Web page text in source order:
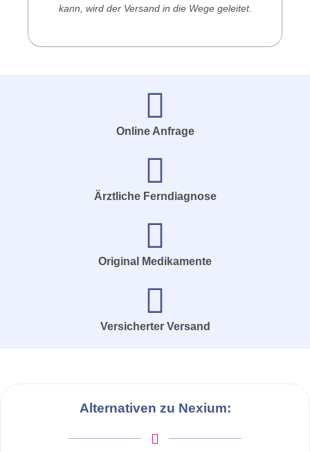
kann, wird der Versand in die Wege geleitet.
Online Anfrage
Ärztliche Ferndiagnose
Original Medikamente
Versicherter Versand
Alternativen zu Nexium: